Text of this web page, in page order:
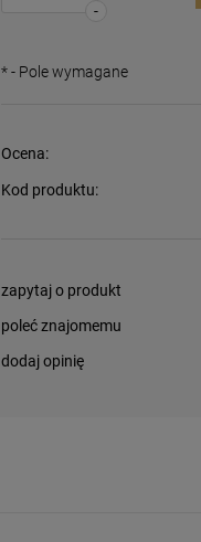
-
*- Pole wymagane
Ocena:
Kod produktu:
zapytaj o produkt
poleć znajomemu
dodaj opinię